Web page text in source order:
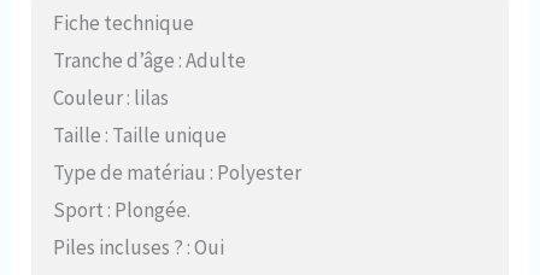
Fiche technique
Tranche d’âge : Adulte
Couleur : lilas
Taille : Taille unique
Type de matériau : Polyester
Sport : Plongée.
Piles incluses ? : Oui